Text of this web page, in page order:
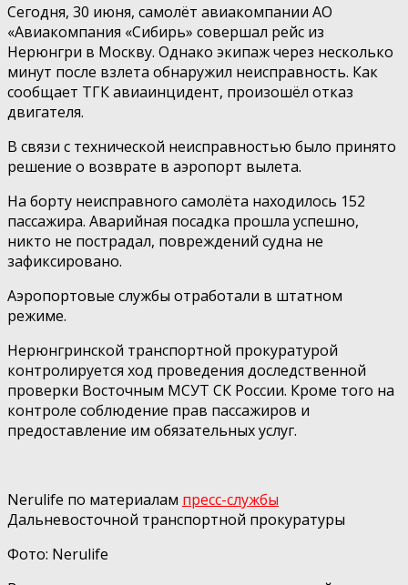
Сегодня, 30 июня, самолёт авиакомпании АО
«Авиакомпания «Сибирь» совершал рейс из
Нерюнгри в Москву. Однако экипаж через несколько
минут после взлета обнаружил неисправность. Как
сообщает ТГК авиаинцидент, произошёл отказ
двигателя.
В связи с технической неисправностью было принято
решение о возврате в аэропорт вылета.
На борту неисправного самолёта находилось 152
пассажира. Аварийная посадка прошла успешно,
никто не пострадал, повреждений судна не
зафиксировано.
Аэропортовые службы отработали в штатном
режиме.
Нерюнгринской транспортной прокуратурой
контролируется ход проведения доследственной
проверки Восточным МСУТ СК России. Кроме того на
контроле соблюдение прав пассажиров и
предоставление им обязательных услуг.
Nerulife по материалам пресс-службы
Дальневосточной транспортной прокуратуры
Фото: Nerulife